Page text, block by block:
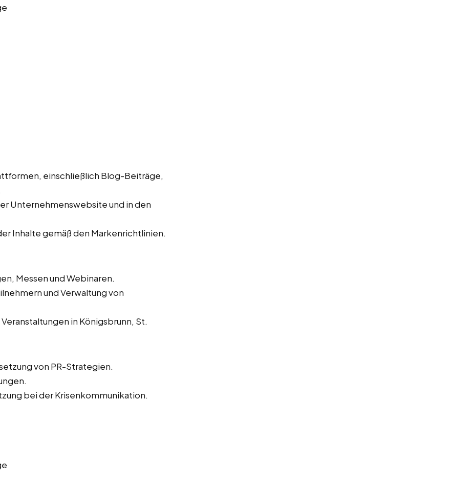
einschließlich Blog-Beiträge,
Unternehmenswebsite und in den
Inhalte gemäß den Markenrichtlinien.
Messen und Webinaren.
und Verwaltung von
in Königsbrunn, St.
von PR-Strategien.
bei der Krisenkommunikation.